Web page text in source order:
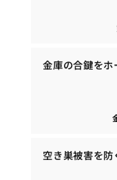
金庫の合鍵を
空き巣被害を